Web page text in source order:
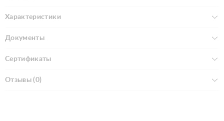
Характеристики
Документы
Сертификаты
Отзывы (0)